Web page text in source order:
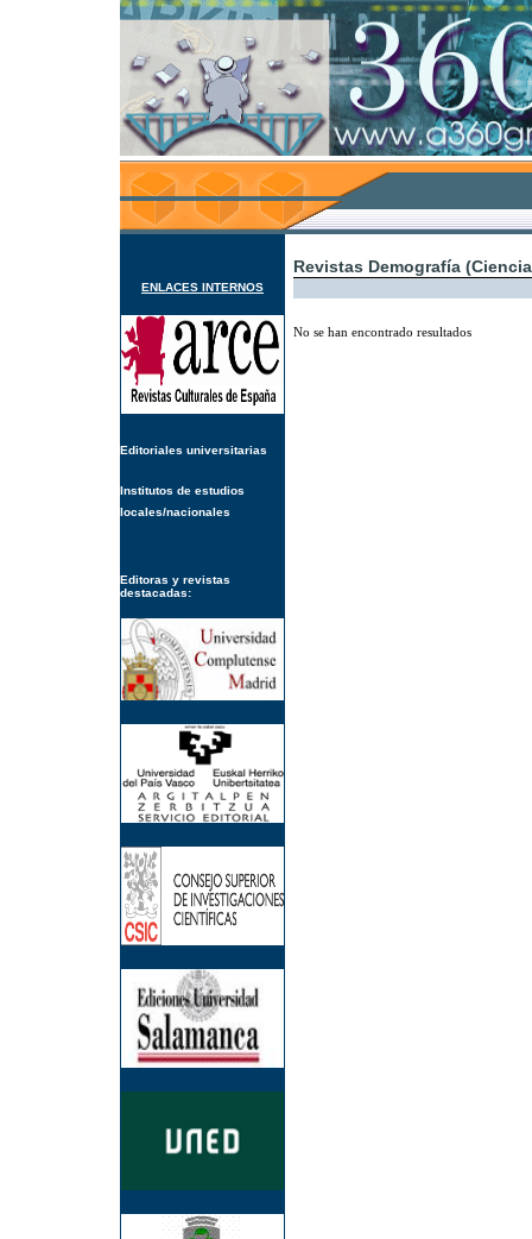
ENLACES INTERNOS
Editoriales universitarias
Institutos de estudios
locales/nacionales
Editoras y revistas
destacadas:
Revistas Demografía
No se han encontrado resultados